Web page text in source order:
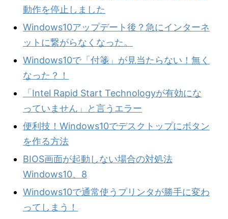
動作を停止しました
Windows10アップデート後？急にインターネ
ットに繋がらなくなった。
Windows10で「付箋」が見当たらない！無く
なった？！
「Intel Rapid Start Technologyが有効にな
っていません」と言うエラー
便利技！Windows10でデスクトップにボタン
を作る方法
BIOS画面が起動しない場合の対処法
Windows10、8
Windows10で通常使うプリンタが勝手に変わ
ってしまう！